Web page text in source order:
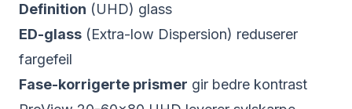
Definition (UHD) glass
ED-glass (Extra-low Dispersion) reduserer
fargefeil
Fase-korrigerte prismer gir bedre kontrast